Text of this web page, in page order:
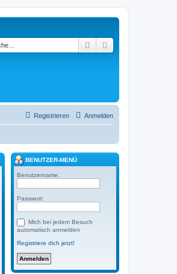
Suche
Anmelden
Registrieren
BENUTZER-MENÜ
Benutzername:
Passwort:
Mich bei jedem Besuch
automatisch anmelden
Registriere dich jetzt!